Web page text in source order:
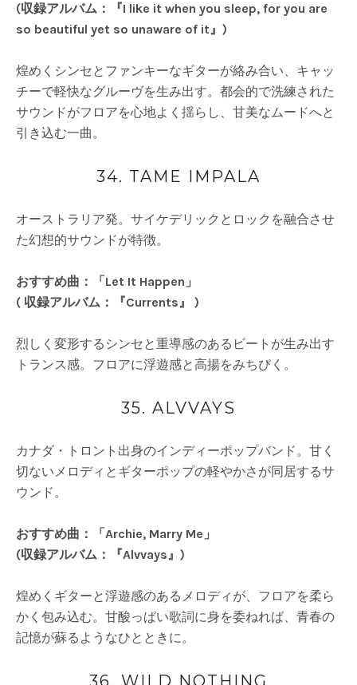
(収録アルバム：『I like it when you sleep, for you are
so beautiful yet so unaware of it』)
煌めくシンセとファンキーなギターが絡み合い、キャッ
チーで軽快なグルーヴを生み出す。都会的で洗練された
サウンドがフロアを心地よく揺らし、甘美なムードへと
引き込む一曲。
34. TAME IMPALA
オーストラリア発。サイケデリックとロックを融合させ
た幻想的サウンドが特徴。
おすすめ曲：「Let It Happen」
( 収録アルバム：『Currents』 )
烈しく変形するシンセと重導感のあるビートが生み出す
トランス感。フロアに浮遊感と高揚をみちびく。
35. ALVVAYS
カナダ・トロント出身のインディーポップバンド。甘く
切ないメロディとギターポップの軽やかさが同居するサ
ウンド。
おすすめ曲：「Archie, Marry Me」
(収録アルバム：『Alvvays』)
煌めくギターと浮遊感のあるメロディが、フロアを柔ら
かく包み込む。甘酸っぱい歌詞に身を委ねれば、青春の
記憶が蘇るようなひとときに。